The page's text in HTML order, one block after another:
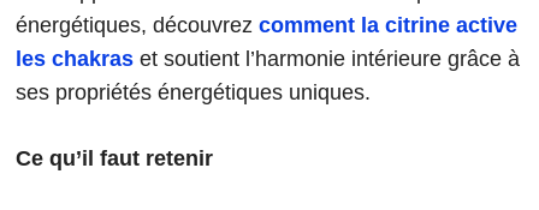
énergétiques, découvrez comment la citrine active
les chakras et soutient l’harmonie intérieure grâce à
ses propriétés énergétiques uniques.
Ce qu’il faut retenir